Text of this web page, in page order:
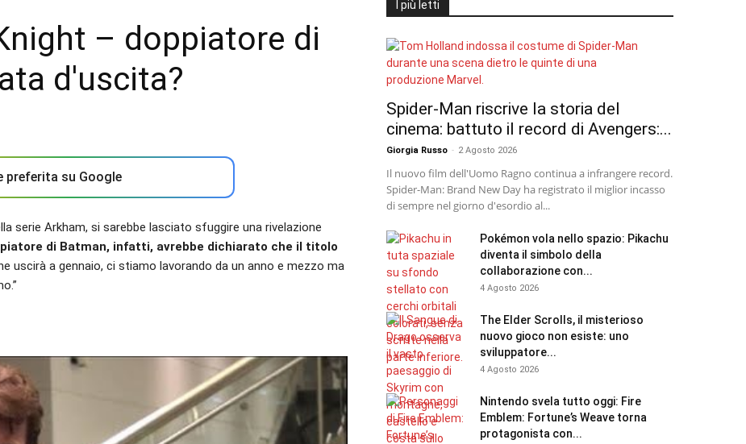
– doppiatore di
d'uscita?
su Google
serie Arkham, si sarebbe lasciato sfuggire una rivelazione
di Batman, infatti, avrebbe dichiarato che il titolo
uscirà a gennaio, ci stiamo lavorando da un anno e mezzo ma
I più letti
Spider-Man riscrive la storia del
cinema: battuto il record di Avengers:...
Giorgia Russo - 2 Agosto 2026
Il nuovo film dell'Uomo Ragno continua a infrangere record.
Spider-Man: Brand New Day ha registrato il miglior incasso
di sempre nel giorno d'esordio al...
Pokémon vola nello spazio: Pikachu
diventa il simbolo della
collaborazione con...
4 Agosto 2026
The Elder Scrolls, il misterioso
nuovo gioco non esiste: uno
sviluppatore...
4 Agosto 2026
Nintendo svela tutto oggi: Fire
Emblem: Fortune’s Weave torna
protagonista con...